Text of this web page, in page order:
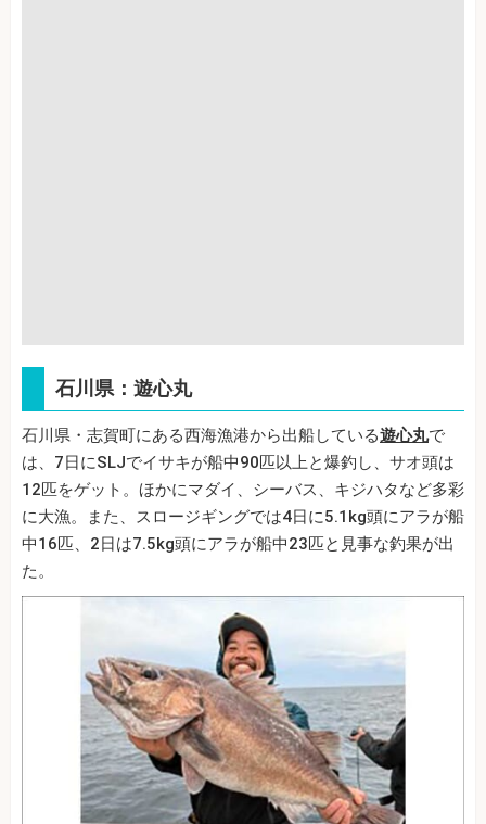
石川県：遊心丸
石川県・志賀町にある西海漁港から出船している遊心丸で
は、7日にSLJでイサキが船中90匹以上と爆釣し、サオ頭は
12匹をゲット。ほかにマダイ、シーバス、キジハタなど多彩
に大漁。また、スロージギングでは4日に5.1kg頭にアラが船
中16匹、2日は7.5kg頭にアラが船中23匹と見事な釣果が出
た。